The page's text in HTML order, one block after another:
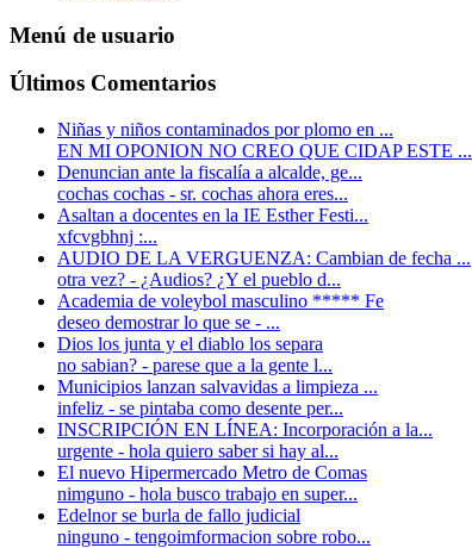
Menú de usuario
Últimos Comentarios
Niñas y niños contaminados por plomo en ...
EN MI OPONION NO CREO QUE CIDAP ESTE ...
Denuncian ante la fiscalía a alcalde, ge...
cochas cochas - sr. cochas ahora eres...
Asaltan a docentes en la IE Esther Festi...
xfcvgbhnj :...
AUDIO DE LA VERGUENZA: Cambian de fecha ...
otra vez? - ¿Audios? ¿Y el pueblo d...
Academia de voleybol masculino ***** Fe
deseo demostrar lo que se - ...
Dios los junta y el diablo los separa
no sabian? - parese que a la gente l...
Municipios lanzan salvavidas a limpieza ...
infeliz - se pintaba como desente per...
INSCRIPCIÓN EN LÍNEA: Incorporación a la...
urgente - hola quiero saber si hay al...
El nuevo Hipermercado Metro de Comas
nimguno - hola busco trabajo en super...
Edelnor se burla de fallo judicial
ninguno - tengoimformacion sobre robo...